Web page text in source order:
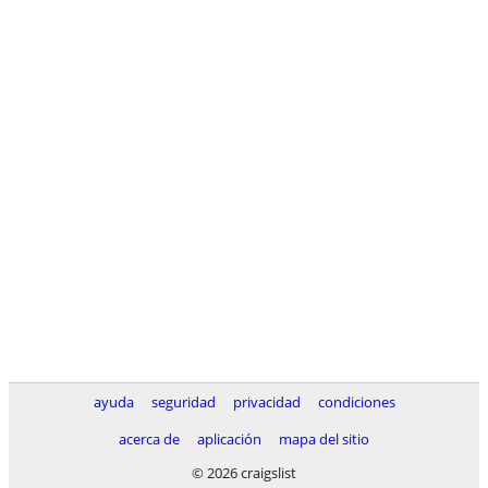
ayuda seguridad privacidad
condiciones
acerca de
aplicación
mapa del sitio
© 2026 craigslist